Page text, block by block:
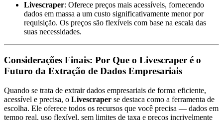
Livescraper: Oferece preços mais acessíveis, fornecendo
dados em massa a um custo significativamente menor por
requisição. Os preços são flexíveis com base na escala das
suas necessidades.
Considerações Finais: Por Que o Livescraper é o
Futuro da Extração de Dados Empresariais
Quando se trata de extrair dados empresariais de forma eficiente,
acessível e precisa, o Livescraper se destaca como a ferramenta de
escolha. Ele oferece todos os recursos que você precisa — dados em
tempo real, uso flexível, sem limites de taxa e preços incrivelmente